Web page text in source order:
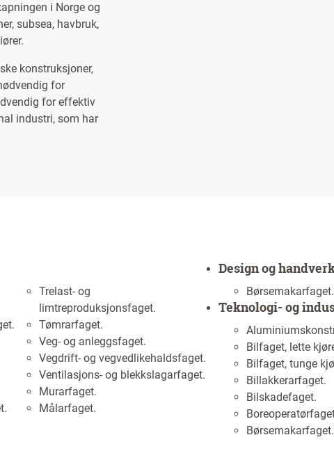
i Norge og
subsea, havbruk,
konstruksjoner,
for
for effektiv
industri, som har
Trelast- og
limtreproduksjonsfaget.
Tømrarfaget.
Veg- og anleggsfaget.
Vegdrift- og vegvedlikehaldsfaget.
Ventilasjons- og blekkslagarfaget.
Murarfaget.
Målarfaget.
Design og
Børsemakarfaget.
Teknologi- og
Bilfaget, lette
Bilfaget, tunge
Billakkerarfaget.
Bilskadefaget.
Børsemakarfaget.